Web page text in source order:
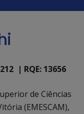
| RQE: 13656
de Ciências
(EMESCAM),